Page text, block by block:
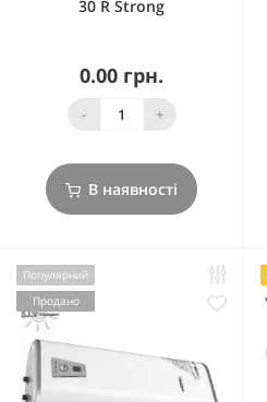
30 R Strong
0.00 грн.
- +
В наявності
Популярний
Продано